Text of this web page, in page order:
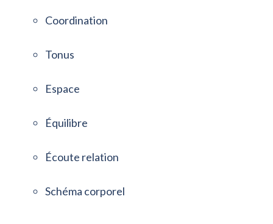
Coordination
Tonus
Espace
Équilibre
Écoute relation
Schéma corporel